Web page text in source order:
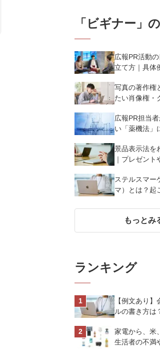
「ビギナー 」
広報PR活動
立て方｜具体
写真の著作権
たい肖像権・
利を解説
広報PR担当
い「薬機法」
景品表示法を
｜プレゼント
おくべき7つ
あり】
ステルスマー
マ）とは？起
知識
もっとみ
ランキング
【例文あり
ルの書き方は
トを解説
家電から、米
生活者の不満